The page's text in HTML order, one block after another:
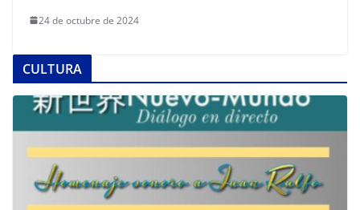
24 de octubre de 2024
CULTURA